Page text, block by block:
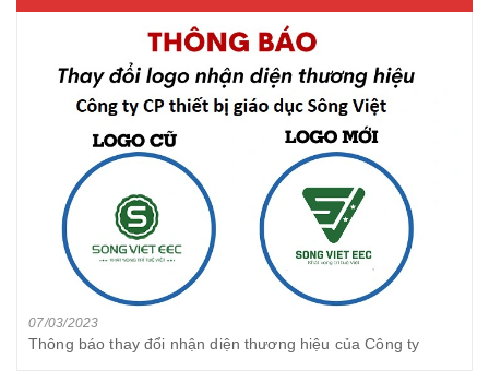
07/03/2023
Thông báo thay đổi nhận diện thương hiệu của Công ty